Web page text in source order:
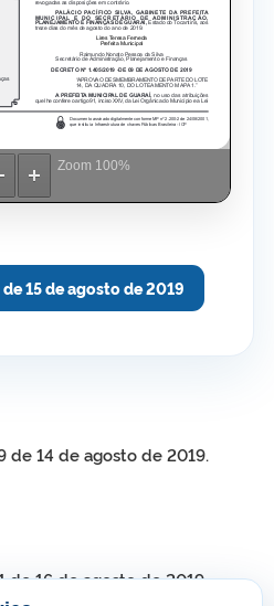
Zoom 100%
15 de agosto de 2019
de 14 de agosto de 2019.
de 16 de agosto de 2019.